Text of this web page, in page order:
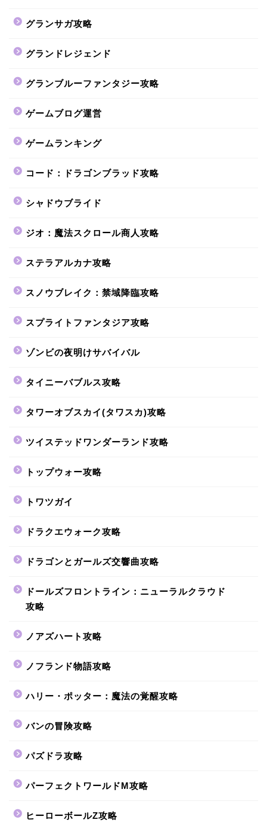
グランサガ攻略
グランドレジェンド
グランブルーファンタジー攻略
ゲームブログ運営
ゲームランキング
コード：ドラゴンブラッド攻略
シャドウブライド
ジオ：魔法スクロール商人攻略
ステラアルカナ攻略
スノウブレイク：禁域降臨攻略
スプライトファンタジア攻略
ゾンビの夜明けサバイバル
タイニーバブルス攻略
タワーオブスカイ(タワスカ)攻略
ツイステッドワンダーランド攻略
トップウォー攻略
トワツガイ
ドラクエウォーク攻略
ドラゴンとガールズ交響曲攻略
ドールズフロントライン：ニューラルクラウド
攻略
ノアズハート攻略
ノフランド物語攻略
ハリー・ポッター：魔法の覚醒攻略
バンの冒険攻略
パズドラ攻略
パーフェクトワールドM攻略
ヒーローボールZ攻略